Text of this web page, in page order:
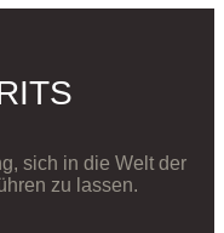
sich in die Welt der
zu lassen.